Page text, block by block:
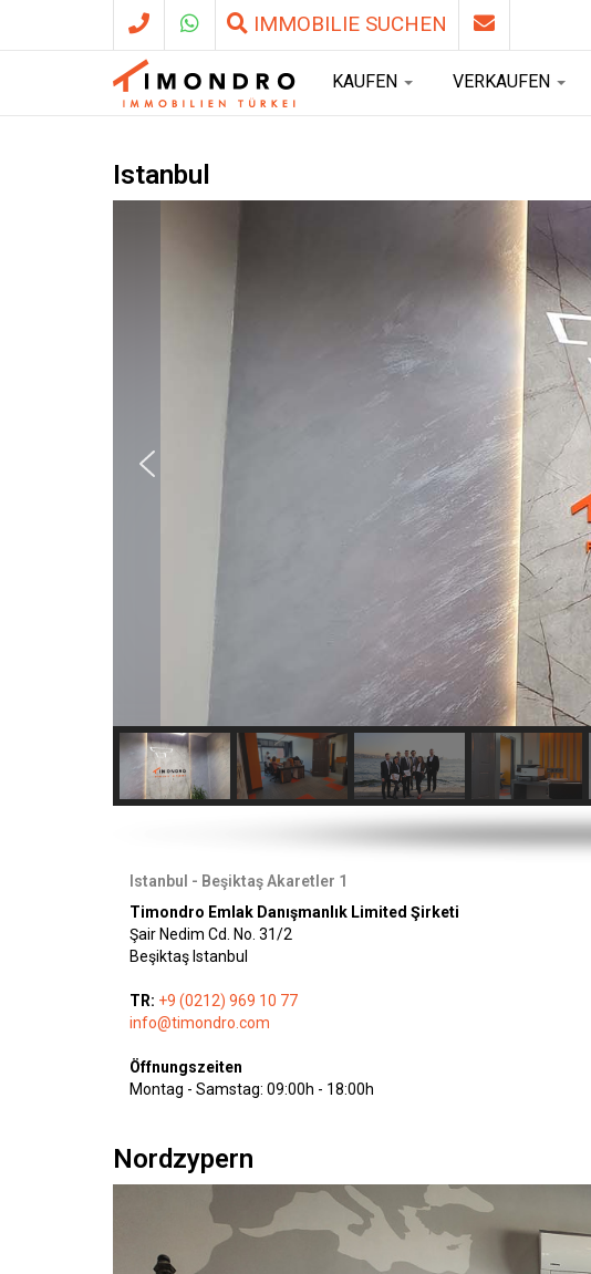
IMMOBILIE SUCHEN
KAUFEN VERKAUFEN
Istanbul
Istanbul - Beşiktaş Akaretler 1
Timondro Emlak Danışmanlık Limited Şirketi
Şair Nedim Cd. No. 31/2
Beşiktaş Istanbul
TR: +9 (0212) 969 10 77
info@timondro.com
Öffnungszeiten
Montag - Samstag: 09:00h - 18:00h
Nordzypern